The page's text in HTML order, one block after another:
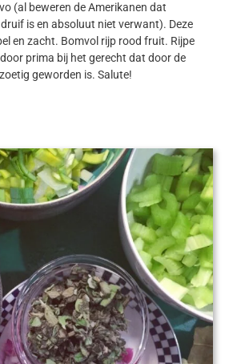
(al beweren de Amerikanen dat
is en absoluut niet verwant). Deze
en zacht. Bomvol rijp rood fruit. Rijpe
prima bij het gerecht dat door de
geworden is. Salute!